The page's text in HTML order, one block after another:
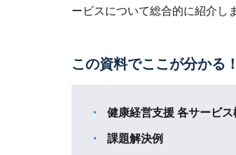
ービスについて総合的に紹介しま
この資料でここが分かる！
健康経営支援 各サービ
課題解決例